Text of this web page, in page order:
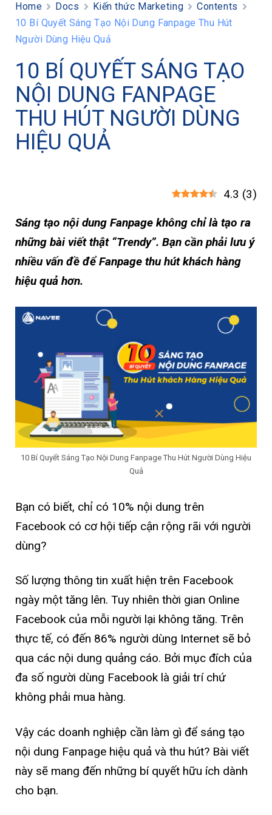
Home Docs Kiến thức Marketing
Contents
10 Bí Quyết Sáng Tạo Nội Dung Fanpage Thu Hút
Người Dùng Hiệu Quả
10 BÍ QUYẾT SÁNG TẠO
NỘI DUNG FANPAGE
THU HÚT NGƯỜI DÙNG
HIỆU QUẢ
4.3 (3)
Sáng tạo nội dung Fanpage không chỉ là tạo ra
những bài viết thật “Trendy”. Bạn cần phải lưu ý
nhiều vấn đề để Fanpage thu hút khách hàng
hiệu quả hơn.
10 Bí Quyết Sáng Tạo Nội Dung Fanpage Thu Hút Người Dùng Hiệu
Quả
Bạn có biết, chỉ có 10% nội dung trên
Facebook có cơ hội tiếp cận rộng rãi với người
dùng?
Số lượng thông tin xuất hiện trên Facebook
ngày một tăng lên. Tuy nhiên thời gian Online
Facebook của mỗi người lại không tăng. Trên
thực tế, có đến 86% người dùng Internet sẽ bỏ
qua các nội dung quảng cáo. Bởi mục đích của
đa số người dùng Facebook là giải trí chứ
không phải mua hàng.
Vậy các doanh nghiệp cần làm gì để sáng tạo
nội dung Fanpage hiệu quả và thu hút? Bài viết
này sẽ mang đến những bí quyết hữu ích dành
cho bạn.